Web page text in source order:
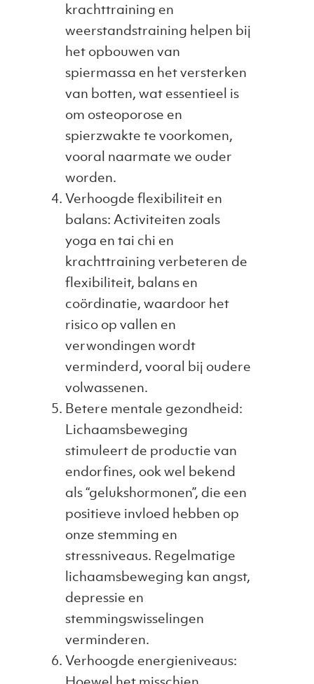
krachttraining en
weerstandstraining helpen bij
het opbouwen van
spiermassa en het versterken
van botten, wat essentieel is
om osteoporose en
spierzwakte te voorkomen,
vooral naarmate we ouder
worden.
Verhoogde flexibiliteit en
balans: Activiteiten zoals
yoga en tai chi en
krachttraining verbeteren de
flexibiliteit, balans en
coördinatie, waardoor het
risico op vallen en
verwondingen wordt
verminderd, vooral bij oudere
volwassenen.
Betere mentale gezondheid:
Lichaamsbeweging
stimuleert de productie van
endorfines, ook wel bekend
als “gelukshormonen”, die een
positieve invloed hebben op
onze stemming en
stressniveaus. Regelmatige
lichaamsbeweging kan angst,
depressie en
stemmingswisselingen
verminderen.
Verhoogde energieniveaus: